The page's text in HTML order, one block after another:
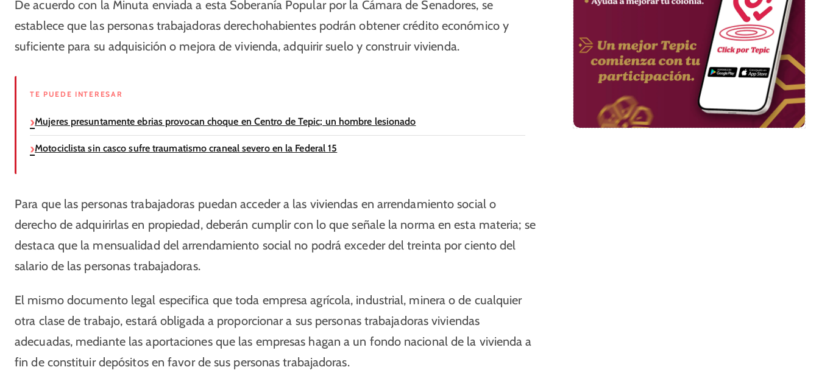
De acuerdo con la Minuta enviada a esta Soberanía Popular por la Cámara de Senadores, se
establece que las personas trabajadoras derechohabientes podrán obtener crédito económico y
suficiente para su adquisición o mejora de vivienda, adquirir suelo y construir vivienda.
TE PUEDE INTERESAR
Mujeres presuntamente ebrias provocan choque en Centro de Tepic; un hombre lesionado
Motociclista sin casco sufre traumatismo craneal severo en la Federal 15
Para que las personas trabajadoras puedan acceder a las viviendas en arrendamiento social o
derecho de adquirirlas en propiedad, deberán cumplir con lo que señale la norma en esta materia; se
destaca que la mensualidad del arrendamiento social no podrá exceder del treinta por ciento del
salario de las personas trabajadoras.
El mismo documento legal especifica que toda empresa agrícola, industrial, minera o de cualquier
otra clase de trabajo, estará obligada a proporcionar a sus personas trabajadoras viviendas
adecuadas, mediante las aportaciones que las empresas hagan a un fondo nacional de la vivienda a
fin de constituir depósitos en favor de sus personas trabajadoras.